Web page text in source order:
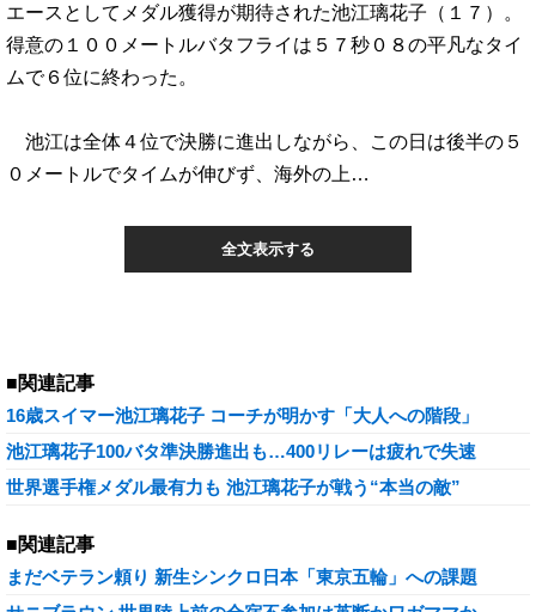
エースとしてメダル獲得が期待された池江璃花子（１７）。
得意の１００メートルバタフライは５７秒０８の平凡なタイ
ムで６位に終わった。
池江は全体４位で決勝に進出しながら、この日は後半の５
０メートルでタイムが伸びず、海外の上…
全文表示する
■関連記事
16歳スイマー池江璃花子 コーチが明かす「大人への階段」
池江璃花子100バタ準決勝進出も…400リレーは疲れで失速
世界選手権メダル最有力も 池江璃花子が戦う“本当の敵”
■関連記事
まだベテラン頼り 新生シンクロ日本「東京五輪」への課題